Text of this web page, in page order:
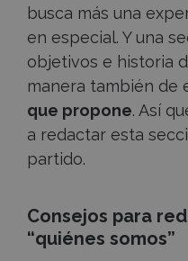
busca más una
en especial. Y una
objetivos e historia
manera también de
que propone. Así
a redactar esta
partido.
Consejos para
“quiénes somos”